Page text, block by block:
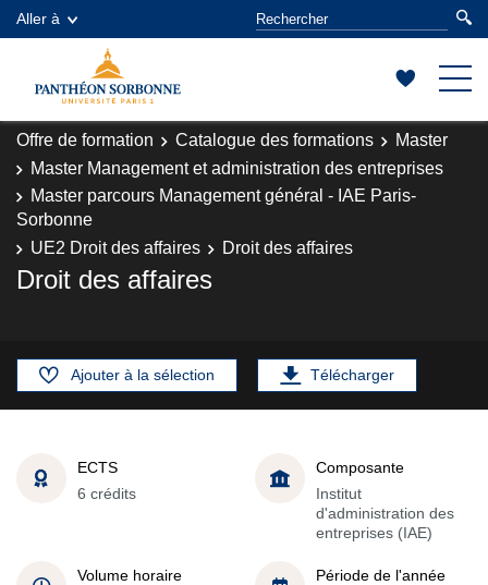
Aller à
Offre de formation Catalogue des formations
Master
Master Management et administration des entreprises
Master parcours Management général - IAE Paris-
Sorbonne
UE2 Droit des affaires
Droit des affaires
Droit des affaires
Ajouter à la sélection Télécharger
ECTS
6 crédits
Composante
Institut
d'administration des
entreprises (IAE)
Volume horaire
Période de l'année